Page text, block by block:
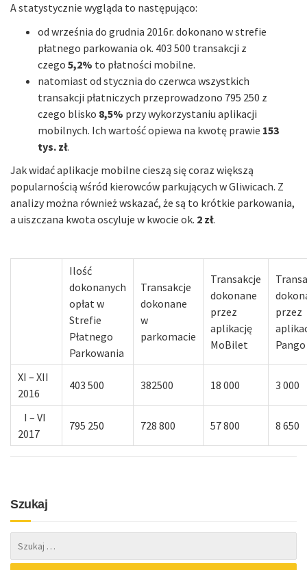
A statystycznie wygląda to następująco:
od września do grudnia 2016r. dokonano w strefie
płatnego parkowania ok. 403 500 transakcji z
czego 5,2% to płatności mobilne.
natomiast od stycznia do czerwca wszystkich
transakcji płatniczych przeprowadzono 795 250 z
czego blisko 8,5% przy wykorzystaniu aplikacji
mobilnych. Ich wartość opiewa na kwotę prawie 153
tys. zł.
Jak widać aplikacje mobilne cieszą się coraz większą
popularnością wśród kierowców parkujących w Gliwicach. Z
analizy można również wskazać, że są to krótkie parkowania,
a uiszczana kwota oscyluje w kwocie ok. 2 zł.
Ilość
dokonanych
opłat w
Strefie
Płatnego
Parkowania
Transakcje
dokonane
w
parkomacie
Transakcje
dokonane
przez
aplikację
MoBilet
przez
Pango
XI – XII
2016
403 500 382500 18 000 3 000
I – VI
2017
795 250 728 800 57 800 8 650
Szukaj